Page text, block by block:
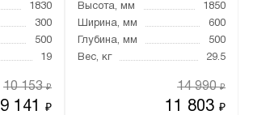
1830
300
500
19
9 141₽
10 153₽
Высота, мм
1850
Ширина, мм
600
Глубина, мм
500
Вес, кг
29.5
11 803₽
14 990₽